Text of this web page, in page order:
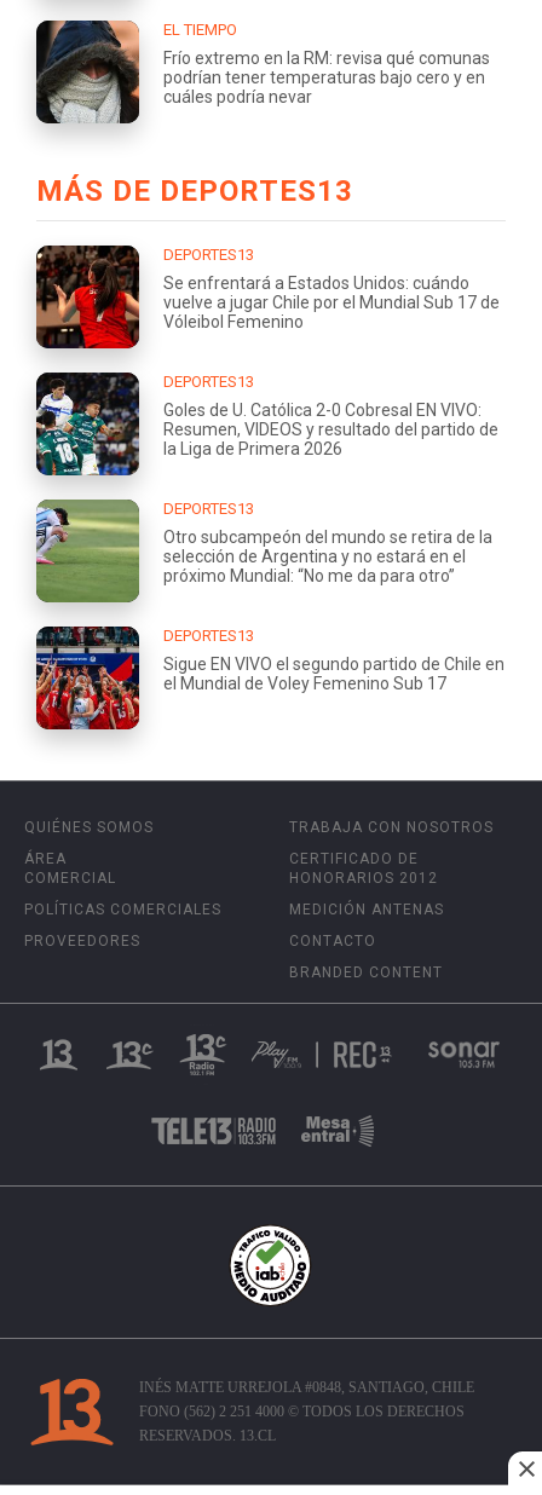
EL TIEMPO
Frío extremo en la RM: revisa qué comunas
podrían tener temperaturas bajo cero y en
cuáles podría nevar
MÁS DE DEPORTES13
DEPORTES13
Se enfrentará a Estados Unidos: cuándo
vuelve a jugar Chile por el Mundial Sub 17 de
Vóleibol Femenino
DEPORTES13
Goles de U. Católica 2-0 Cobresal EN VIVO:
Resumen, VIDEOS y resultado del partido de
la Liga de Primera 2026
DEPORTES13
Otro subcampeón del mundo se retira de la
selección de Argentina y no estará en el
próximo Mundial: “No me da para otro”
DEPORTES13
Sigue EN VIVO el segundo partido de Chile en
el Mundial de Voley Femenino Sub 17
QUIÉNES SOMOS
ÁREA
COMERCIAL
POLÍTICAS COMERCIALES
PROVEEDORES
TRABAJA CON NOSOTROS
CERTIFICADO DE
HONORARIOS 2012
MEDICIÓN ANTENAS
CONTACTO
BRANDED CONTENT
INÉS MATTE URREJOLA #0848, SANTIAGO, CHILE
FONO (562) 2 251 4000 © TODOS LOS DERECHOS
RESERVADOS. 13.CL